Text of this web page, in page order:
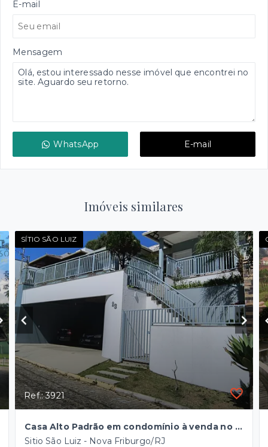
E-mail
Mensagem
WhatsApp E-mail
Imóveis similares
SÍTIO SÃO LUIZ
Ref.: 3921
Casa Alto Padrão em condomínio à venda no Sítio São Luiz
Sitio São Luiz - Nova Friburgo/RJ